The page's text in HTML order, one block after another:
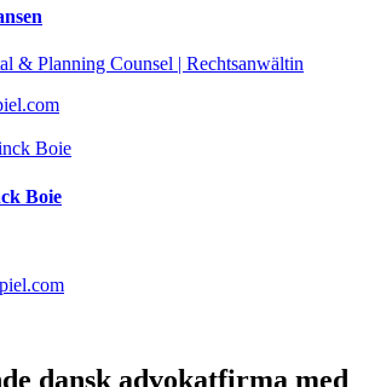
& Planning Counsel | Rechtsanwältin
Boie
dansk advokatfirma med